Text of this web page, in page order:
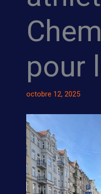
pour
octobre 12, 2025